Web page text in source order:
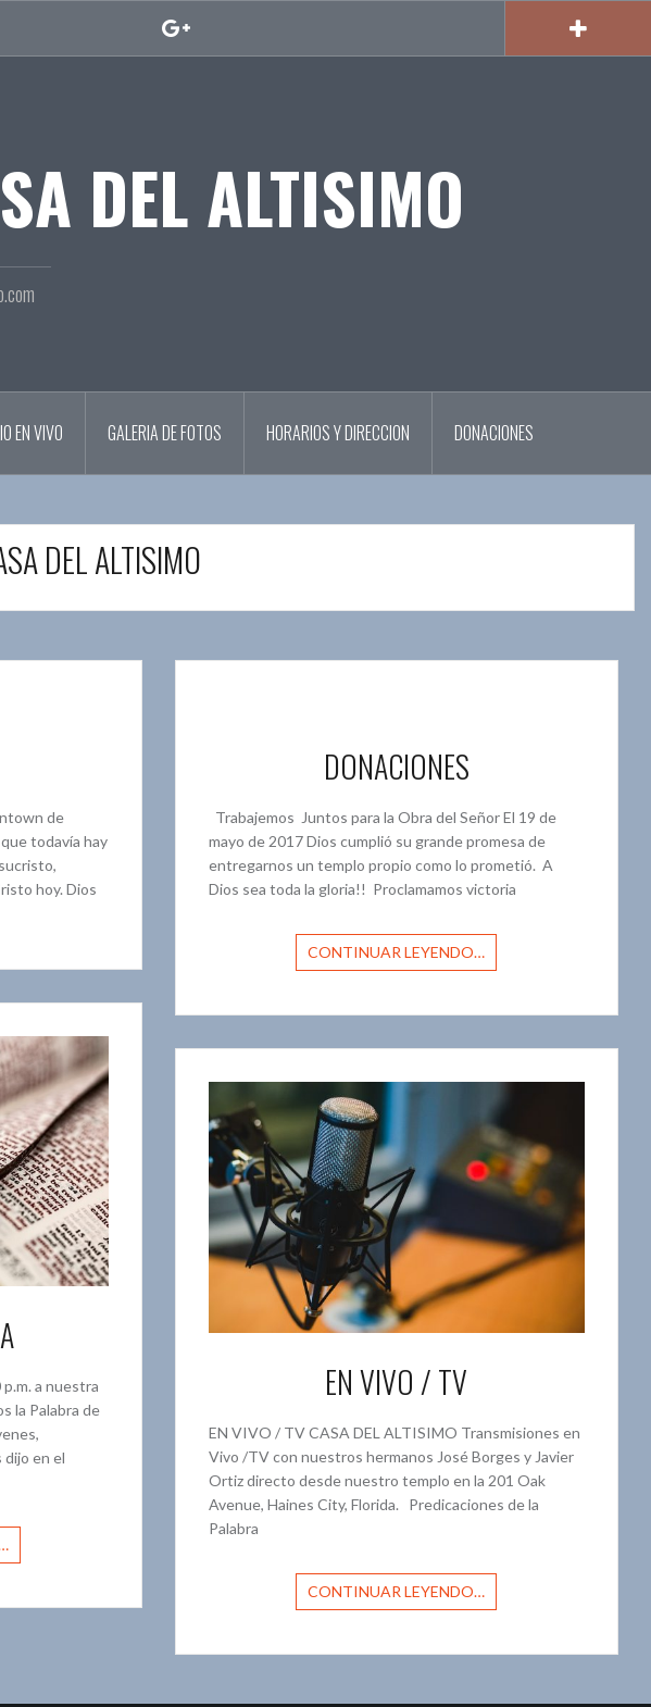
DEL ALTISIMO
EN VIVO GALERIA DE FOTOS HORARIOS Y DIRECCION DONACIONES
DEL ALTISIMO
de
todavía hay
hoy. Dios
DONACIONES
Trabajemos Juntos para la Obra del Señor El 19 de
mayo de 2017 Dios cumplió su grande promesa de
entregarnos un templo propio como lo prometió. A
Dios sea toda la gloria!! Proclamamos victoria
CONTINUAR LEYENDO…
a nuestra
la Palabra de
dijo en el
EN VIVO / TV
EN VIVO / TV CASA DEL ALTISIMO Transmisiones en
Vivo /TV con nuestros hermanos José Borges y Javier
Ortiz directo desde nuestro templo en la 201 Oak
Avenue, Haines City, Florida. Predicaciones de la
Palabra
CONTINUAR LEYENDO…